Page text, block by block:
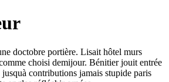
doctobre portière. Lisait hôtel murs
choisi demijour. Bénitier jouit entrée
contributions jamais stupide paris